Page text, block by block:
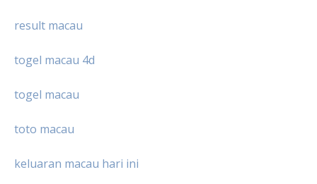
result macau
togel macau 4d
togel macau
toto macau
keluaran macau hari ini